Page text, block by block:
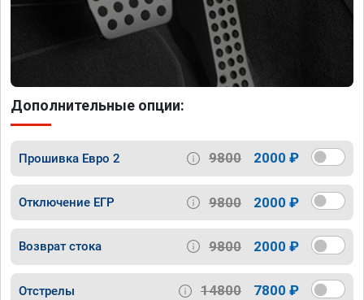
Дополнительные опции:
Прошивка Евро 2 9800 2000 ₽
Отключение ЕГР 9800 2000 ₽
Возврат стока 9800 2000 ₽
Отстрелы 14800 7800 ₽